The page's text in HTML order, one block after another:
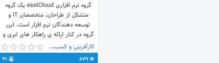
گروه نرم افزاری eastCloud یک گروه
متشکل از طراحان، متخصصان IT و
توسعه دهندگان نرم افزار است. این
گروه در کنار ارائه ی راهکار های ابری و
سازمانی به عنوان سرویس اصلی خود، به
توسعه چارچوب، آموزش، تولید مستندات
کارآفرینی و کسب و کار
879